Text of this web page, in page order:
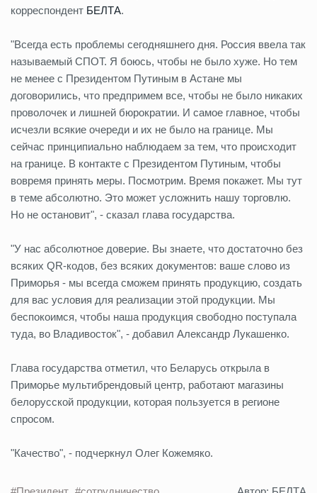
корреспондент БЕЛТА.
"Всегда есть проблемы сегодняшнего дня. Россия ввела так
называемый СПОТ. Я боюсь, чтобы не было хуже. Но тем
не менее с Президентом Путиным в Астане мы
договорились, что предпримем все, чтобы не было никаких
проволочек и лишней бюрократии. И самое главное, чтобы
исчезли всякие очереди и их не было на границе. Мы
сейчас принципиально наблюдаем за тем, что происходит
на границе. В контакте с Президентом Путиным, чтобы
вовремя принять меры. Посмотрим. Время покажет. Мы тут
в теме абсолютно. Это может усложнить нашу торговлю.
Но не остановит", - сказал глава государства.
"У нас абсолютное доверие. Вы знаете, что достаточно без
всяких QR-кодов, без всяких документов: ваше слово из
Приморья - мы всегда сможем принять продукцию, создать
для вас условия для реализации этой продукции. Мы
беспокоимся, чтобы наша продукция свободно поступала
туда, во Владивосток", - добавил Александр Лукашенко.
Глава государства отметил, что Беларусь открыла в
Приморье мультибрендовый центр, работают магазины
белорусской продукции, которая пользуется в регионе
спросом.
"Качество", - подчеркнул Олег Кожемяко.